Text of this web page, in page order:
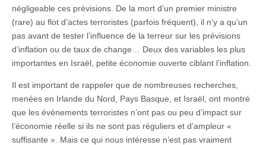
négligeable ces prévisions. De la mort d’un premier ministre
(rare) au flot d’actes terroristes (parfois fréquent), il n’y a qu’un
pas avant de tester l’influence de la terreur sur les prévisions
d’inflation ou de taux de change… Deux des variables les plus
importantes en Israël, petite économie ouverte ciblant l’inflation.
Il est important de rappeler que de nombreuses recherches,
menées en Irlande du Nord, Pays Basque, et Israël, ont montré
que les événements terroristes n’ont pas ou peu d’impact sur
l’économie réelle si ils ne sont pas réguliers et d’ampleur «
suffisante ». Mais ce qui nous intéresse n’est pas vraiment